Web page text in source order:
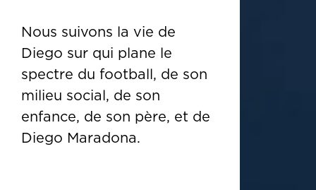
Nous suivons la vie de
Diego sur qui plane le
spectre du football, de son
milieu social, de son
enfance, de son père, et de
Diego Maradona.